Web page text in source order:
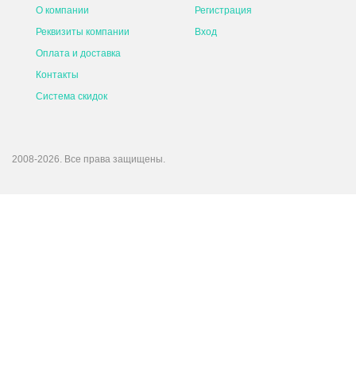
О компании
Реквизиты компании
Оплата и доставка
Контакты
Система скидок
Регистрация
Вход
2008-2026. Все права защищены.